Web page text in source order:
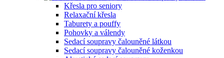
Křesla pro seniory
Relaxační křesla
Taburety a pouffy
Pohovky a válendy
Sedací soupravy čalouněné látkou
Sedací soupravy čalouněné koženkou